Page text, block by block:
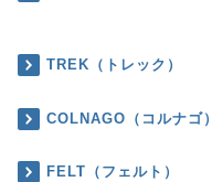
TREK（トレック）
COLNAGO（コルナゴ）
FELT（フェルト）